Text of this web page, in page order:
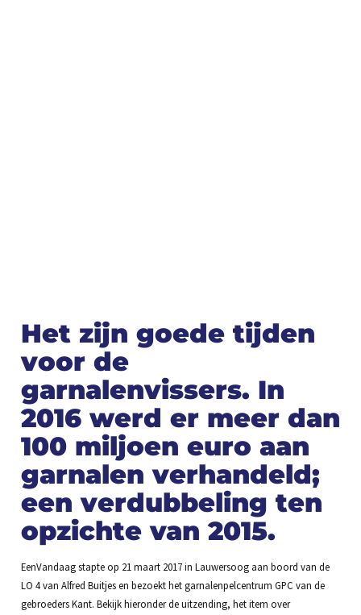
Het zijn goede tijden
voor de
garnalenvissers. In
2016 werd er meer dan
100 miljoen euro aan
garnalen verhandeld;
een verdubbeling ten
opzichte van 2015.
EenVandaag stapte op 21 maart 2017 in Lauwersoog aan boord van de
LO 4 van Alfred Buitjes en bezoekt het garnalenpelcentrum GPC van de
gebroeders Kant. Bekijk hieronder de uitzending, het item over